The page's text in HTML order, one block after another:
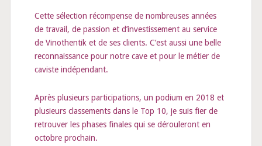
Cette sélection récompense de nombreuses années
de travail, de passion et d’investissement au service
de Vinothentik et de ses clients. C’est aussi une belle
reconnaissance pour notre cave et pour le métier de
caviste indépendant.
Après plusieurs participations, un podium en 2018 et
plusieurs classements dans le Top 10, je suis fier de
retrouver les phases finales qui se dérouleront en
octobre prochain.